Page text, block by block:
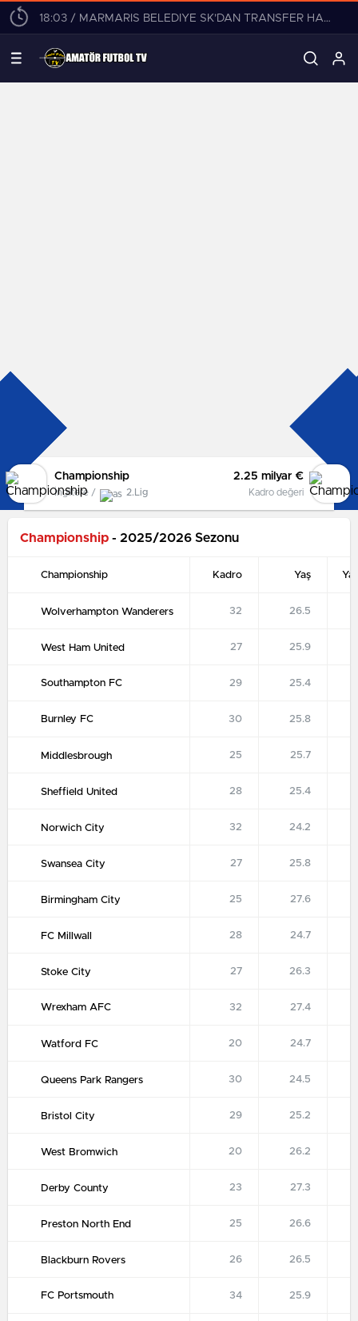
18:03 / MARMARİS BELEDİYE SK’DAN TRANSFER HAREKATI
Championship
İngiltere / 2.Lig
2.25 milyar €
Kadro değeri
Championship - 2025/2026 Sezonu
Championship Kadro Yaş
Wolverhampton Wanderers 32 26.5
West Ham United 27 25.9
Southampton FC 29 25.4
Burnley FC 30 25.8
Middlesbrough 25 25.7
Sheffield United 28 25.4
Norwich City 32 24.2
Swansea City 27 25.8
Birmingham City 25 27.6
FC Millwall 28 24.7
Stoke City 27 26.3
Wrexham AFC 32 27.4
Watford FC 20 24.7
Queens Park Rangers 30 24.5
Bristol City 29 25.2
West Bromwich 20 26.2
Derby County 23 27.3
Preston North End 25 26.6
Blackburn Rovers 26 26.5
FC Portsmouth 34 25.9